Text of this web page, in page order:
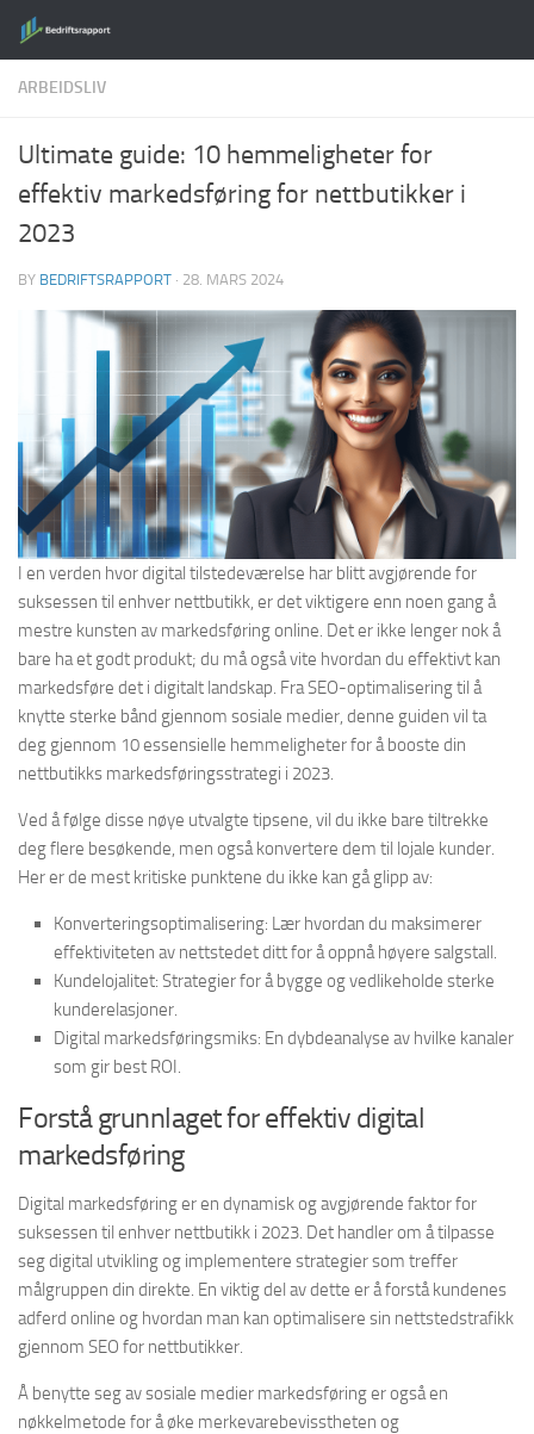
Skip to content
ARBEIDSLIV
Ultimate guide: 10 hemmeligheter for
effektiv markedsføring for nettbutikker i
2023
BY BEDRIFTSRAPPORT · 28. MARS 2024
I en verden hvordigital tilstedeværelse har blitt avgjørende for
suksessen til enhver nettbutikk, er det viktigere enn noen gang å
mestre kunsten av markedsføring online. Det er ikke lenger nok å
bare ha et godt produkt; du må også vite hvordan du effektivt kan
markedsføre det i digitalt landskap. FraSEO-optimaliseringtil å
knytte sterke bånd gjennom sosiale medier, denne guiden vil ta
deg gjennom 10 essensielle hemmeligheter for å booste din
nettbutikks markedsføringsstrategi i 2023.
Ved å følge disse nøye utvalgte tipsene, vil du ikke bare tiltrekke
deg flere besøkende, men også konvertere dem til lojale kunder.
Her er de mest kritiske punktene du ikke kan gå glipp av:
Konverteringsoptimalisering: Lær hvordan du maksimerer
effektiviteten av nettstedet ditt for å oppnå høyere salgstall.
Kundelojalitet: Strategier for å bygge og vedlikeholde sterke
kunderelasjoner.
Digital markedsføringsmiks: En dybdeanalyse av hvilke kanaler
som gir best ROI.
Forstå grunnlaget for effektiv digital
markedsføring
Digital markedsføring er en dynamisk og avgjørende faktor for
suksessen til enhver nettbutikk i 2023. Det handler om å tilpasse
seg digital utvikling og implementere strategier som treffer
målgruppen din direkte. En viktig del av dette er å forstå kundenes
adferd online og hvordan man kan optimalisere sin nettstedstrafikk
gjennom SEO for nettbutikker.
Å benytte seg av sosiale medier markedsføring er også en
nøkkelmetode for å øke merkevarebevisstheten og